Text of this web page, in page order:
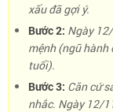
xấu đã gợi ý.
Bước 2: Ngày
mệnh (ngũ hành
tuổi).
Bước 3: Căn cứ
nhắc. Ngày 12/